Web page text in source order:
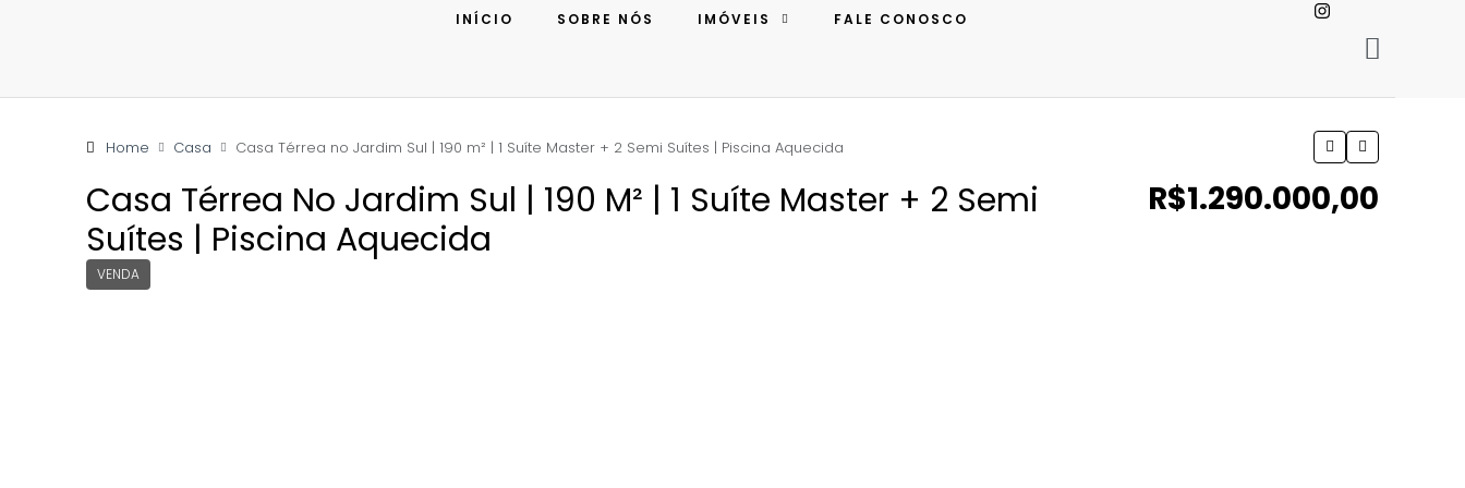
INÍCIO SOBRE NÓS IMÓVEIS FALE CONOSCO
Home Casa Casa Térrea no Jardim Sul | 190 m² | 1 Suíte Master + 2 Semi Suítes | Piscina Aquecida
Casa Térrea No Jardim Sul | 190 M² | 1 Suíte Master + 2 Semi
Suítes | Piscina Aquecida
VENDA
R$1.290.000,00